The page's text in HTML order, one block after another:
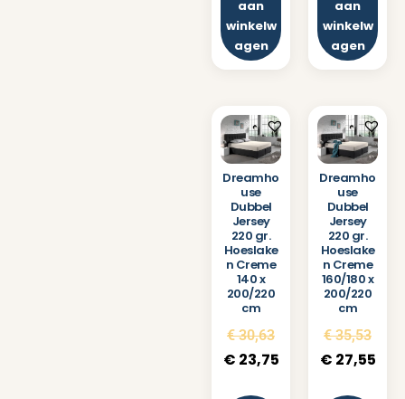
aan
winkelw
agen
aan
winkelw
agen
Dreamho
use
Dubbel
Jersey
220 gr.
Hoeslake
n Creme
140 x
200/220
cm
€30,63
€ 23,75
Dreamho
use
Dubbel
Jersey
220 gr.
Hoeslake
n Creme
160/180 x
200/220
cm
€35,53
€ 27,55